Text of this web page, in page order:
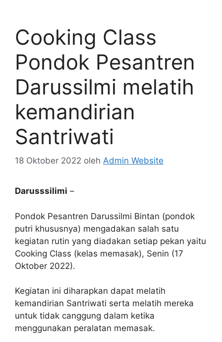
Cooking Class
Pondok Pesantren
Darussilmi melatih
kemandirian
Santriwati
18 Oktober 2022 oleh Admin Website
Darusssilimi –
Pondok Pesantren Darussilmi Bintan (pondok
putri khususnya) mengadakan salah satu
kegiatan rutin yang diadakan setiap pekan yaitu
Cooking Class (kelas memasak), Senin (17
Oktober 2022).
Kegiatan ini diharapkan dapat melatih
kemandirian Santriwati serta melatih mereka
untuk tidak canggung dalam ketika
menggunakan peralatan memasak.